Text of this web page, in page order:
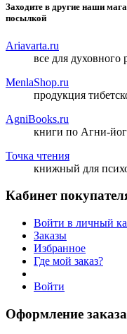
Заходите в другие наши
посылкой
Ariavarta.ru
все для духовного
MenlaShop.ru
продукция
AgniBooks.ru
книги по Агни-
Точка чтения
книжный для
Кабинет
Войти в личный
Заказы
Избранное
Где мой заказ?
Войти
Оформление заказа